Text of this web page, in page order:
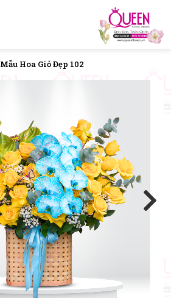
Mẫu Hoa Giỏ Đẹp 102